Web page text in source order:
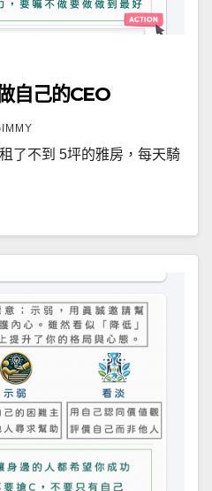
自己的CEO
了不到 5坪的雅房，每天騎